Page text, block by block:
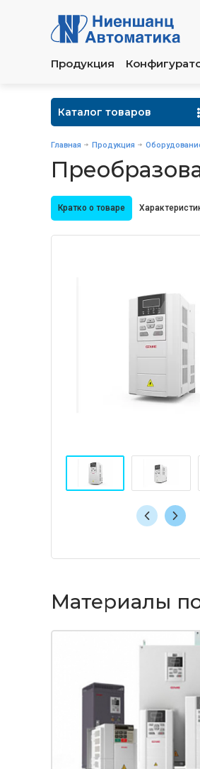
Продукция
Каталог товаров
Главная Продукция
Кратко о товаре
Материалы